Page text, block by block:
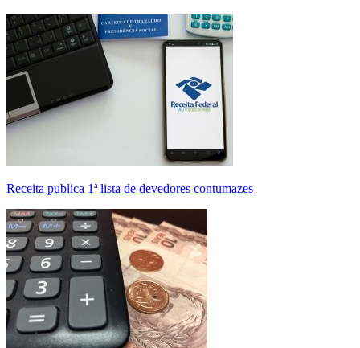
Receita publica 1ª lista de devedores contumazes